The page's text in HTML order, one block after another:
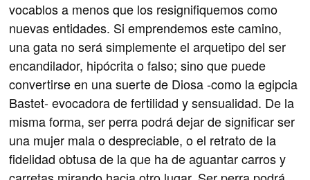
vocablos a menos que los resignifiquemos como
nuevas entidades. Si emprendemos este camino,
una gata no será simplemente el arquetipo del ser
encandilador, hipócrita o falso; sino que puede
convertirse en una suerte de Diosa -como la egipcia
Bastet- evocadora de fertilidad y sensualidad. De la
misma forma, ser perra podrá dejar de significar ser
una mujer mala o despreciable, o el retrato de la
fidelidad obtusa de la que ha de aguantar carros y